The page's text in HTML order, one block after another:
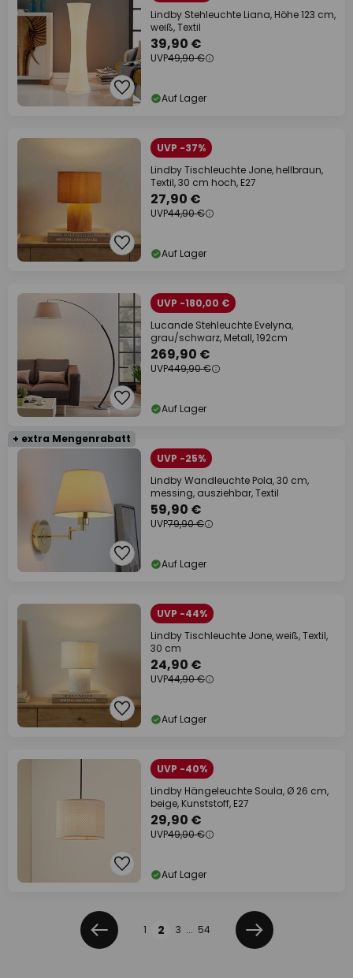
Lindby Stehleuchte Liana, Höhe 123 cm,
weiß, Textil
39,90 €
UVP49,90 €
Auf Lager
UVP -37%
Lindby Tischleuchte Jone, hellbraun,
Textil, 30 cm hoch, E27
27,90 €
UVP44,90 €
Auf Lager
UVP -180,00 €
Lucande Stehleuchte Evelyna,
grau/schwarz, Metall, 192cm
269,90 €
UVP449,90 €
Auf Lager
+ extra Mengenrabatt
UVP -25%
Lindby Wandleuchte Pola, 30 cm,
messing, ausziehbar, Textil
59,90 €
UVP79,90 €
Auf Lager
UVP -44%
Lindby Tischleuchte Jone, weiß, Textil,
30 cm
24,90 €
UVP44,90 €
Auf Lager
UVP -40%
Lindby Hängeleuchte Soula, Ø 26 cm,
beige, Kunststoff, E27
29,90 €
UVP49,90 €
Auf Lager
Zurück
1 2 3 ... 54
Weiter